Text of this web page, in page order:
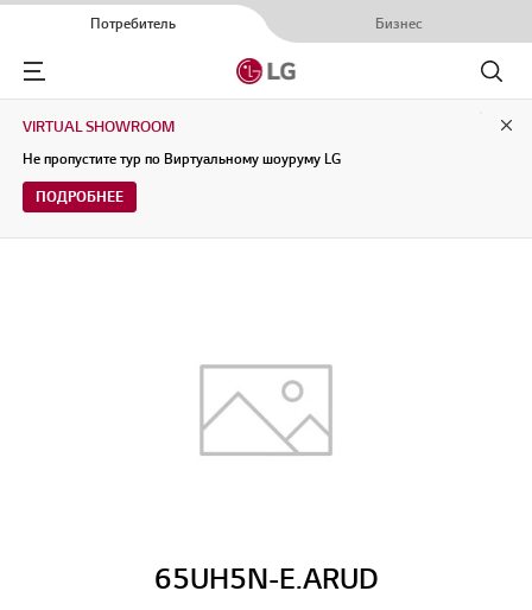
Потребитель Бизнес
Menu
Поиск
VIRTUAL SHOWROOM
Не пропустите тур по Виртуальному шоуруму LG
ПОДРОБНЕЕ
65UH5N-E.ARUD